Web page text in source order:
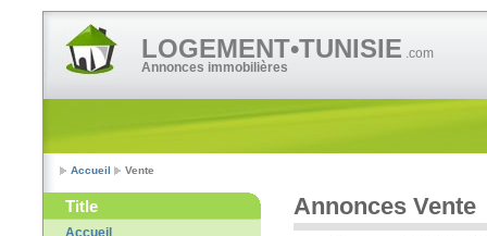
LOGEMENT•TUNISIE .com
Annonces immobilières
Accueil Vente
Title
Accueil
Annonces Vente